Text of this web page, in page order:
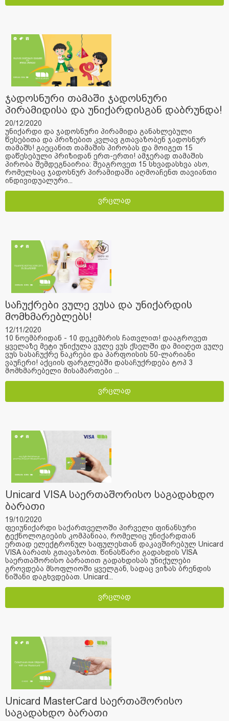
ჯადოსნური თამაში ჯადოსნური
პირამიდისა და უნიქარდისგან დაბრუნდა!
20/12/2020
უნიქარდი და ჯადოსნური პირამიდა განახლებული
წესებითა და პრიზებით კვლავ გთავაზობენ ჯადოსნურ
თამაშს! გაეცანით თამაშის პირობას და მოიგეთ 15
დაწესებული პრიზიდან ერთ-ერთი! ამჯერად თამაშის
პირობა შემდეგნაირია: შეაგროვეთ 15 სხვადასხვა ასო,
რომელსაც ჯადოსნურ პირამიდაში აღმოაჩენთ თავიანთი
ინდივიდუალური...
ვრცლად
საჩუქრები ვულე ვუსა და უნიქარდის
მომხმარებლებს!
12/11/2020
10 ნოემბრიდან - 10 დეკემბრის ჩათვლით! დააგროვეთ
ყველაზე მეტი უნიქულა ვულე ვუს ქსელში და მიიღეთ ვულე
ვუს სასაჩუქრე ნაკრები და პარფოისის 50-ლარიანი
ვაუჩერი! აქციის ფარგლებში დასაჩუქრდება ტოპ 3
მომხმარებელი მისამართები ...
ვრცლად
Unicard VISA საერთაშორისო საგადახდო
ბარათი
19/10/2020
ფეიუნიქარდი საქართველოში პირველი ფინანსური
ტექნოლოგიების კომპანიაა, რომელიც უნიქარდთან
ერთად ელექტრონულ საფულესთან დაკავშირებულ Unicard
VISA ბარათს გთავაზობთ. წინასწარი გადახდის VISA
საერთაშორისო ბარათით გადახდისას უნიქულები
გროვდება მსოფლიოში ყველგან, სადაც ვიზას ბრენდის
ნიშანი დაგხვდებათ. Unicard...
ვრცლად
Unicard MasterCard საერთაშორისო
საგადახდო ბარათი